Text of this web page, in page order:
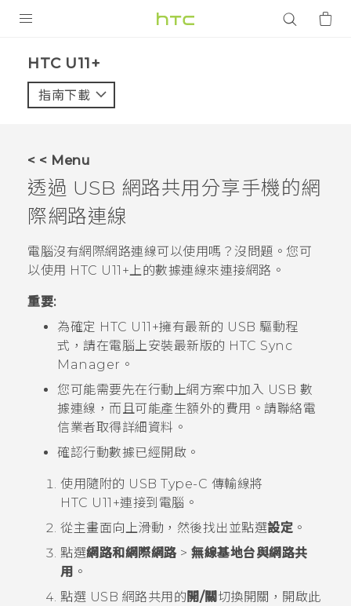
VIVE
VIVERSE
應用程式
支援服務
HTC U11+‎
指南下載
< < Menu
透過 USB 網路共用分享手機的網
際網路連線
電腦沒有網際網路連線可以使用嗎？沒問題。您可
以使用 HTC U11‍+上的數據連線來連接網路。
重要:
為確定 HTC U11‍+擁有最新的 USB 驅動程
式，請在電腦上安裝最新版的 HTC Sync
Manager 。
您可能需要先在行動上網方案中加入 USB 數
據連線，而且可能產生額外的費用。請聯絡電
信業者取得詳細資料。
確認行動數據已經開啟。
使用隨附的 USB Type-C 傳輸線將
HTC U11‍+連接到電腦。
從主畫面向上滑動，然後找出並點選設定 。
點選網路和網際網路> 無線基地台與網路共
用 。
點選 USB 網路共用的 開/關 切換開關，開啟此